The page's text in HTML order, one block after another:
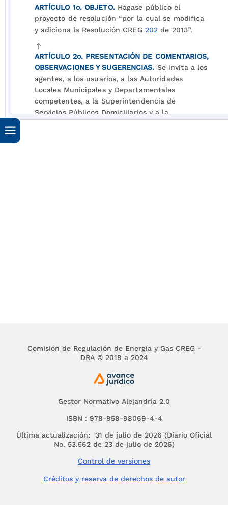
ARTÍCULO 1o. OBJETO.Hágase público el
proyecto de resolución “por la cual se modifica
y adiciona la Resolución CREG 202 de 2013”.
ARTÍCULO 2o. PRESENTACIÓN DE COMENTARIOS,
OBSERVACIONES Y SUGERENCIAS. Se invita a los
agentes, a los usuarios, a las Autoridades
Locales Municipales y Departamentales
competentes, a la Superintendencia de
Servicios Públicos Domiciliarios y a la
Diario Oficial
Dada en Bogotá, D. C., a 30 de junio de 2015.
El Presidente,
TOMÁS GONZÁLEZ ESTRADA,
Ministro de Minas y Energía.
Gestor Normativo Alejandría 2.0
ISBN : 978-958-98069-4-4
Última actualización: 31 de julio de 2026 (Diario Oficial
No. 53.562 de 23 de julio de 2026)
Control de versiones
Créditos y reserva de derechos de autor
Comisión de Regulación de Energía y Gas CREG -
DRA © 2019 a 2024